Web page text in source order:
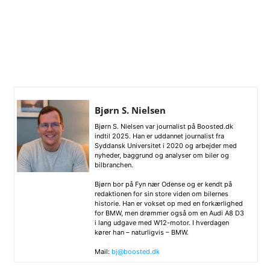
Bjørn S. Nielsen
Bjørn S. Nielsen var journalist på Boosted.dk
indtil 2025. Han er uddannet journalist fra
Syddansk Universitet i 2020 og arbejder med
nyheder, baggrund og analyser om biler og
bilbranchen.
Bjørn bor på Fyn nær Odense og er kendt på
redaktionen for sin store viden om bilernes
historie. Han er vokset op med en forkærlighed
for BMW, men drømmer også om en Audi A8 D3
i lang udgave med W12-motor. I hverdagen
kører han – naturligvis – BMW.
Mail: bj@boosted.dk